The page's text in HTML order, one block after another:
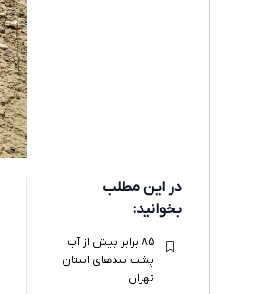
در این مطلب
بخوانید:
85 برابر بیش از آب
پشت سدهای استان
تهران